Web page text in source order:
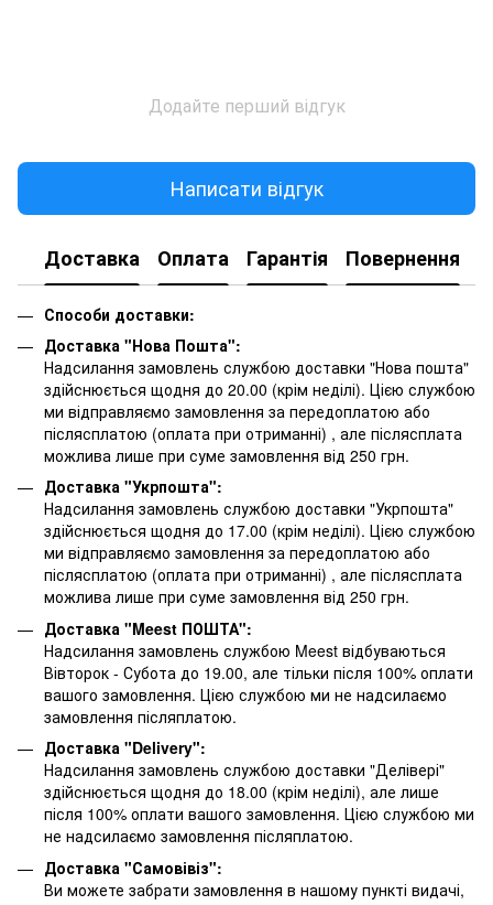
Додайте перший відгук
Написати відгук
Доставка Оплата Гарантія Повернення
Способи доставки:
Доставка "Нова Пошта":
Надсилання замовлень службою доставки "Нова пошта"
здійснюється щодня до 20.00 (крім неділі). Цією службою
ми відправляємо замовлення за передоплатою або
післясплатою (оплата при отриманні) , але післясплата
можлива лише при суме замовлення від 250 грн.
Доставка "Укрпошта":
Надсилання замовлень службою доставки "Укрпошта"
здійснюється щодня до 17.00 (крім неділі). Цією службою
ми відправляємо замовлення за передоплатою або
післясплатою (оплата при отриманні) , але післясплата
можлива лише при суме замовлення від 250 грн.
Доставка "Meest ПОШТА":
Надсилання замовлень службою Meest відбуваються
Вівторок - Субота до 19.00, але тільки після 100% оплати
вашого замовлення. Цією службою ми не надсилаємо
замовлення післяплатою.
Доставка "Delivery":
Надсилання замовлень службою доставки "Делівері"
здійснюється щодня до 18.00 (крім неділі), але лише
після 100% оплати вашого замовлення. Цією службою ми
не надсилаємо замовлення післяплатою.
Доставка "Самовівіз":
Ви можете забрати замовлення в нашому пункті видачі,